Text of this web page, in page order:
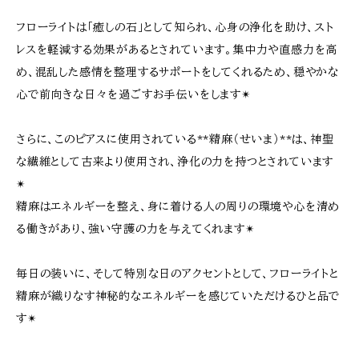
フローライトは「癒しの石」として知られ、心身の浄化を助け、スト
レスを軽減する効果があるとされています。集中力や直感力を高
め、混乱した感情を整理するサポートをしてくれるため、穏やかな
心で前向きな日々を過ごすお手伝いをします✴︎
さらに、このピアスに使用されている**精麻（せいま）**は、神聖
な繊維として古来より使用され、浄化の力を持つとされています
✴︎
精麻はエネルギーを整え、身に着ける人の周りの環境や心を清め
る働きがあり、強い守護の力を与えてくれます✴︎
毎日の装いに、そして特別な日のアクセントとして、フローライトと
精麻が織りなす神秘的なエネルギーを感じていただけるひと品で
す✴︎